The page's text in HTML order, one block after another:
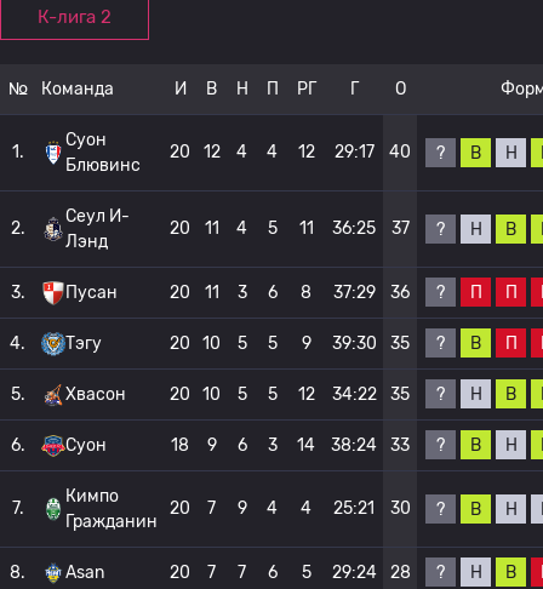
К-лига 2
№ Команда И В Н П РГ Г О
1.
Суон
Блювинс
20 12 4 4 12 29:17 40 ? В Н
2.
Сеул И-
Лэнд
20 11 4 5 11 36:25 37 ? Н В
3. Пусан 20 11 3 6 8 37:29 36 ? П П
4. Тэгу 20 10 5 5 9 39:30 35 ? В П
5. Хвасон 20 10 5 5 12 34:22 35 ? Н В
6. Суон 18 9 6 3 14 38:24 33 ? В Н
7.
Кимпо
Гражданин
20 7 9 4 4 25:21 30 ? В Н
8. Asan 20 7 7 6 5 29:24 28 ? Н В